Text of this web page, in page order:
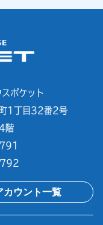
ポケット
1丁目32番2号
階
カウント一覧